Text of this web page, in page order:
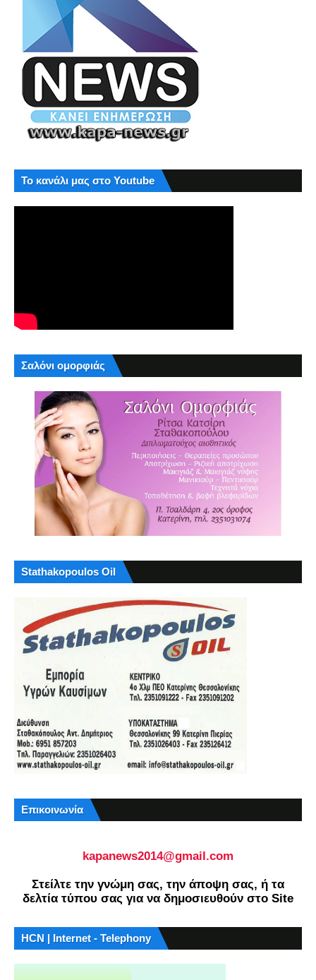
Το κανάλι μας στο Youtube
Σαλόνι ομορφιάς
Stathakopoulos Oil
Επικοινωνία
kapanews2014@gmail.com
Στείλτε την γνώμη σας, την άποψη σας, ή τα
δελτία τύπου σας για να δημοσιευθούν στο Site
HCN | Internet - Telephony